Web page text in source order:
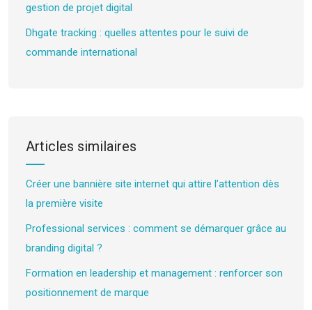
gestion de projet digital
Dhgate tracking : quelles attentes pour le suivi de
commande international
Articles similaires
Créer une bannière site internet qui attire l’attention dès
la première visite
Professional services : comment se démarquer grâce au
branding digital ?
Formation en leadership et management : renforcer son
positionnement de marque